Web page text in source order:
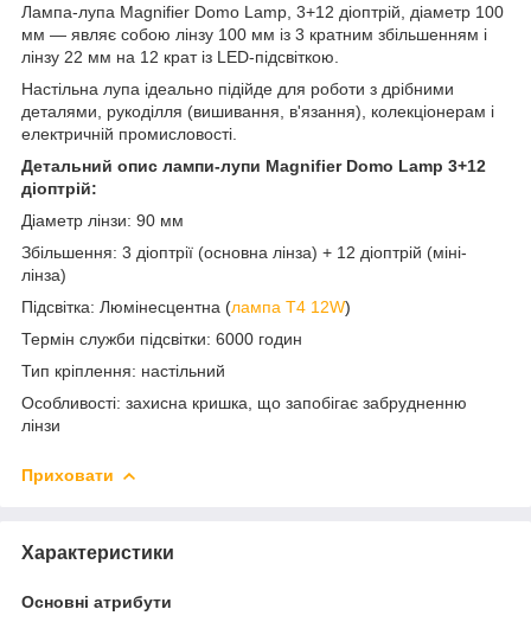
Лампа-лупа Magnifier Domo Lamp, 3+12 діоптрій, діаметр 100
мм — являє собою лінзу 100 мм із 3 кратним збільшенням і
лінзу 22 мм на 12 крат із LED-підсвіткою.
Настільна лупа ідеально підійде для роботи з дрібними
деталями, рукоділля (вишивання, в'язання), колекціонерам і
електричній промисловості.
Детальний опис лампи-лупи Magnifier Domo Lamp 3+12
діоптрій:
Діаметр лінзи: 90 мм
Збільшення: 3 діоптрії (основна лінза) + 12 діоптрій (міні-
лінза)
Підсвітка: Люмінесцентна (лампа T4 12W)
Термін служби підсвітки: 6000 годин
Тип кріплення: настільний
Особливості: захисна кришка, що запобігає забрудненню
лінзи
Приховати
Характеристики
Основні атрибути